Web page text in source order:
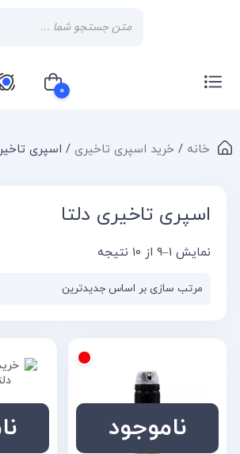
۰
سبد خرید شما خانه / خرید اسپری تاخیری / اسپری
اسپری تاخیری دلتا
نمایش ۱–۹ از ۱۰ نتیجه
ناموجود
خرید